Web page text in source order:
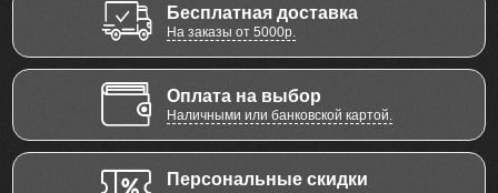
Бесплатная доставка
На заказы от 5000р.
Оплата на выбор
Наличными или банковской картой.
Персональные скидки